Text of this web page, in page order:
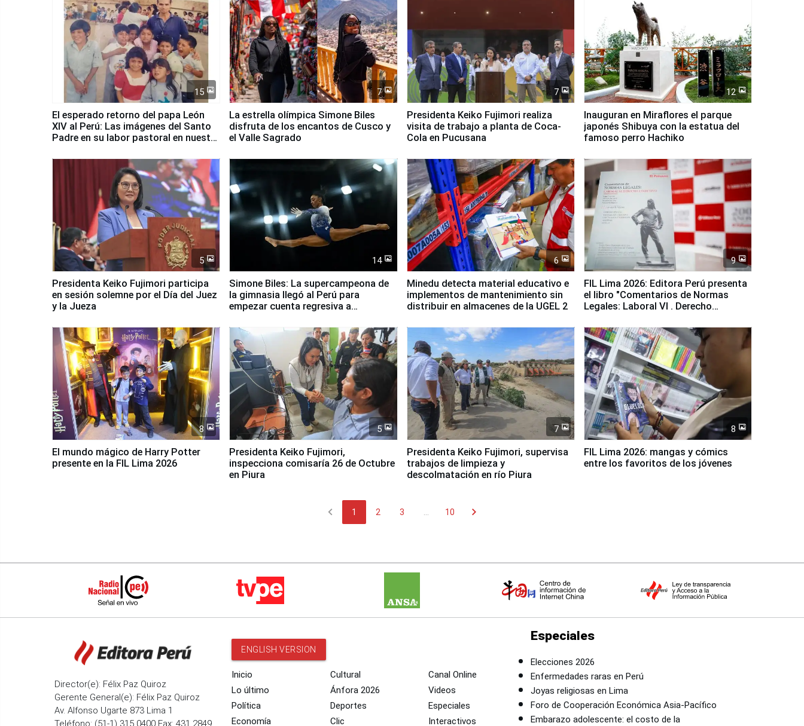
15
El esperado retorno del papa León
XIV al Perú: Las imágenes del Santo
Padre en su labor pastoral en nuestro
7
La estrella olímpica Simone Biles
disfruta de los encantos de Cusco y
el Valle Sagrado
7
Presidenta Keiko Fujimori realiza
visita de trabajo a planta de Coca-
Cola en Pucusana
12
Inauguran en Miraflores el parque
japonés Shibuya con la estatua del
famoso perro Hachiko
5
Presidenta Keiko Fujimori participa
en sesión solemne por el Día del Juez
y la Jueza
14
Simone Biles: La supercampeona de
la gimnasia llegó al Perú para
empezar cuenta regresiva a
6
Minedu detecta material educativo e
implementos de mantenimiento sin
distribuir en almacenes de la UGEL 2
9
FIL Lima 2026: Editora Perú presenta
el libro "Comentarios de Normas
Legales: Laboral Vl . Derecho
8
El mundo mágico de Harry Potter
presente en la FIL Lima 2026
5
Presidenta Keiko Fujimori,
inspecciona comisaría 26 de Octubre
en Piura
7
Presidenta Keiko Fujimori, supervisa
trabajos de limpieza y
descolmatación en río Piura
8
FIL Lima 2026: mangas y cómics
entre los favoritos de los jóvenes
chevron_left 1 2 3 10 chevron_right
Director(e): Félix Paz Quiroz
Gerente General(e): Félix Paz Quiroz
Av. Alfonso Ugarte 873 Lima 1
Teléfono: (51-1) 315 0400 Fax: 431 2849
ENGLISH VERSION
Inicio
Lo último
Política
Economía
Cultural
Ánfora 2026
Deportes
Clic
Canal Online
Videos
Especiales
Interactivos
Especiales
Elecciones 2026
Enfermedades raras en Perú
Joyas religiosas en Lima
Foro de Cooperación Económica Asia-Pacífico
Embarazo adolescente: el costo de la